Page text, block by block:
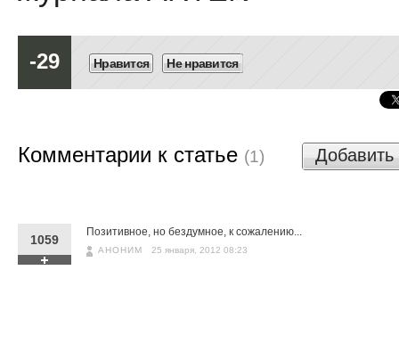
-29 Нравится Не нравится
Комментарии к статье (1)
1059
Позитивное, но бездумное, к сожалению...
АНОНИМ 25 января, 2012 08:23